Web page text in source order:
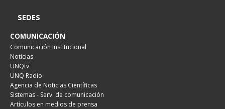
SEDES
COMUNICACIÓN
Comunicación Institucional
Noticias
UNQtv
UNQ Radio
Agencia de Noticias Científicas
Sistemas - Serv. de comunicación
Artículos en medios de prensa